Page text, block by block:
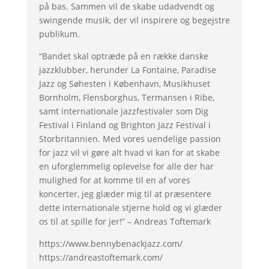
på bas. Sammen vil de skabe udadvendt og
swingende musik, der vil inspirere og begejstre
publikum.
“Bandet skal optræde på en række danske
jazzklubber, herunder La Fontaine, Paradise
Jazz og Søhesten i København, Musikhuset
Bornholm, Flensborghus, Termansen i Ribe,
samt internationale jazzfestivaler som Dig
Festival i Finland og Brighton Jazz Festival i
Storbritannien. Med vores uendelige passion
for jazz vil vi gøre alt hvad vi kan for at skabe
en uforglemmelig oplevelse for alle der har
mulighed for at komme til en af vores
koncerter, jeg glæder mig til at præsentere
dette internationale stjerne hold og vi glæder
os til at spille for jer!” – Andreas Toftemark
https://www.bennybenackjazz.com/
https://andreastoftemark.com/